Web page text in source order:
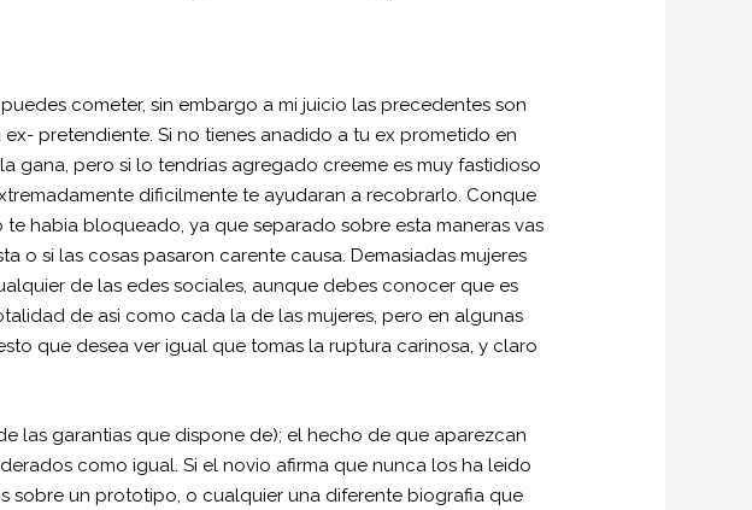
cometer, sin embargo a mi juicio las precedentes son
pretendiente. Si no tienes anadido a tu ex prometido en
gana, pero si lo tendri­as agregado creeme es muy fastidioso
dificilmente te ayudaran a recobrarlo. Conque
habia bloqueado, ya que separado sobre esta maneras vas
o si las cosas pasaron carente causa. Demasiadas mujeres
de las edes sociales, aunque debes conocer que es
de asi­ como cada la de las mujeres, pero en algunas
que desea ver igual que tomas la ruptura carinosa, y claro
las garantias que dispone de); el hecho de que aparezcan
como igual. Si el novio afirma que nunca los ha leido
sobre un prototipo, o cualquier una diferente biografia que